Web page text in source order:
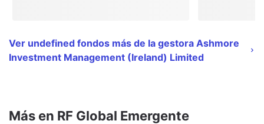
Ver undefined fondos más de la gestora Ashmore
Investment Management (Ireland) Limited
Más en RF Global Emergente